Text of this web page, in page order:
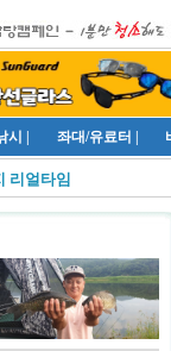
시 좌대/유료터
리얼타임